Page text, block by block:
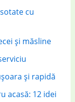
cu
și măsline
și rapidă
acasă: 12 idei